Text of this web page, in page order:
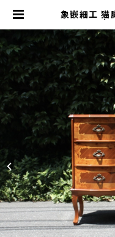
象嵌細工 猫
ル